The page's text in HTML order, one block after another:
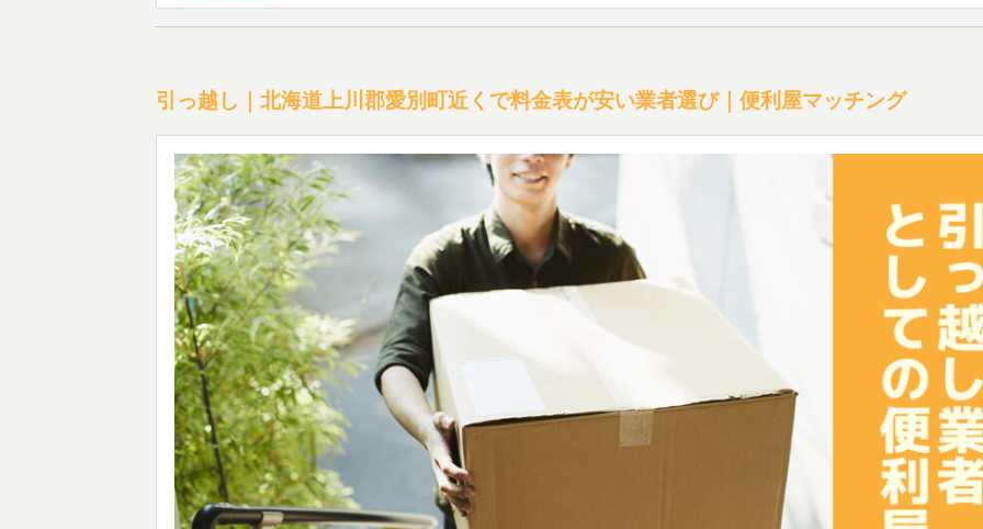
引っ越し｜北海道上川郡愛別町近くで料金表が安い業者選び｜便利屋マッチング